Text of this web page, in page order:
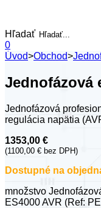
Hľadať
0
Úvod>Obchod>
Jednofázová
Jednofázová
regulácia napätia
1353,00 €
(1100,00 € bez DPH)
Dostupné na
množstvo
ES4000 AVR (Ref: